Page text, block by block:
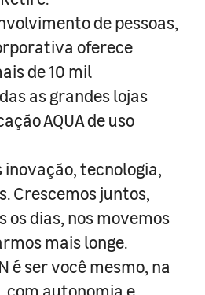
de pessoas,
oferece
de 10 mil
as grandes lojas
AQUA de uso
tecnologia,
Crescemos juntos,
os dias, nos movemos
mais longe.
é ser você mesmo, na
com autonomia e